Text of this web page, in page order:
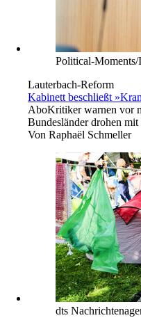
Political-
Lauterbach-Reform
Kabinett beschließt
AboKritiker warnen vor
Bundesländer drohen
Von Raphaël Schmeller
dts